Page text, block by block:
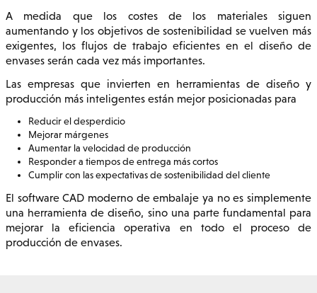
A medida que los costes de los materiales siguen
aumentando y los objetivos de sostenibilidad se vuelven más
exigentes, los flujos de trabajo eficientes en el diseño de
envases serán cada vez más importantes.
Las empresas que invierten en herramientas de diseño y
producción más inteligentes están mejor posicionadas para
Reducir el desperdicio
Mejorar márgenes
Aumentar la velocidad de producción
Responder a tiempos de entrega más cortos
Cumplir con las expectativas de sostenibilidad del cliente
El software CAD moderno de embalaje ya no es simplemente
una herramienta de diseño, sino una parte fundamental para
mejorar la eficiencia operativa en todo el proceso de
producción de envases.